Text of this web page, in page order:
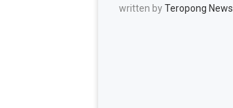
written byTeropong News